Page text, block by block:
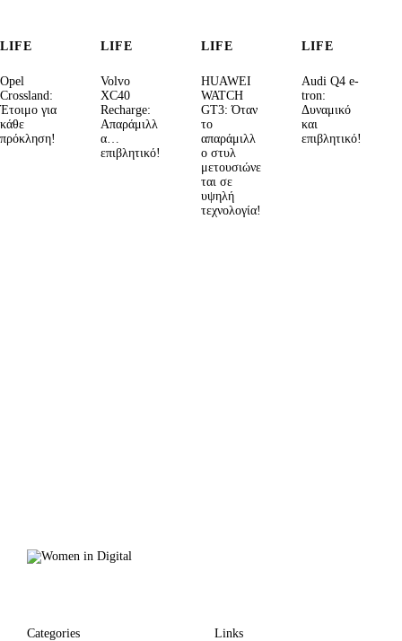
LIFE
Opel
Crossland:
Έτοιμο για
κάθε
πρόκληση!
LIFE
Volvo
XC40
Recharge:
Απαράμιλλ
α…
επιβλητικό!
LIFE
HUAWEI
WATCH
GT3: Όταν
το
απαράμιλλ
ο στυλ
μετουσιώνε
ται σε
υψηλή
τεχνολογία!
LIFE
Audi Q4 e-
tron:
Δυναμικό
και
επιβλητικό!
Categories Links